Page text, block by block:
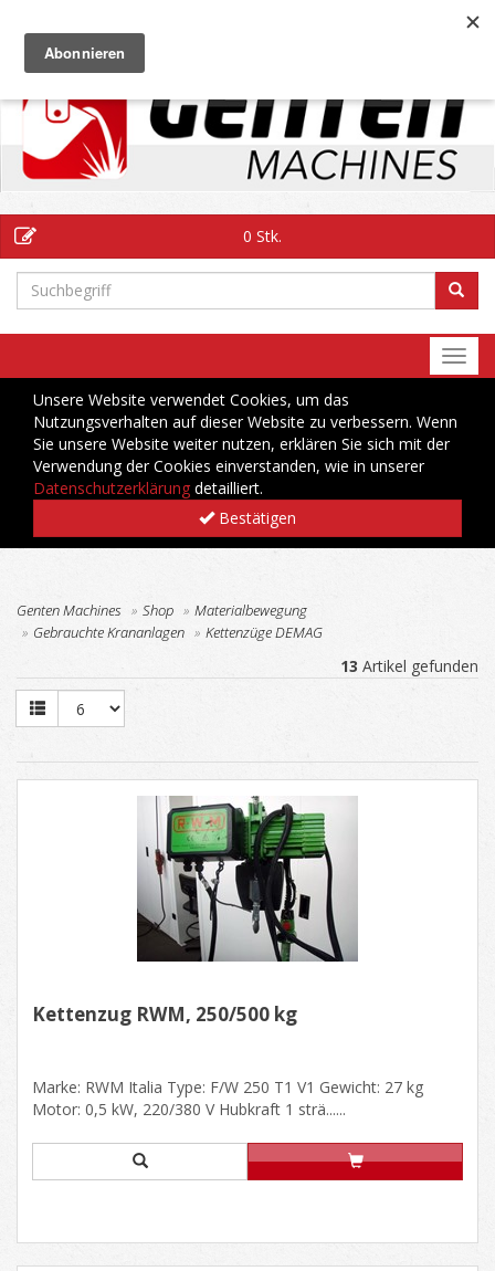
0 Stk.
Unsere Website verwendet Cookies, um das
Nutzungsverhalten auf dieser Website zu verbessern. Wenn
Sie unsere Website weiter nutzen, erklären Sie sich mit der
Verwendung der Cookies einverstanden, wie in unserer
Datenschutzerklärung detailliert.
Bestätigen
Genten Machines Shop
Materialbewegung
Gebrauchte Krananlagen
Kettenzüge DEMAG
13 Artikel gefunden
Kettenzug RWM, 250/500 kg
Marke: RWM Italia Type: F/W 250 T1 V1 Gewicht: 27 kg
Motor: 0,5 kW, 220/380 V Hubkraft 1 strä......